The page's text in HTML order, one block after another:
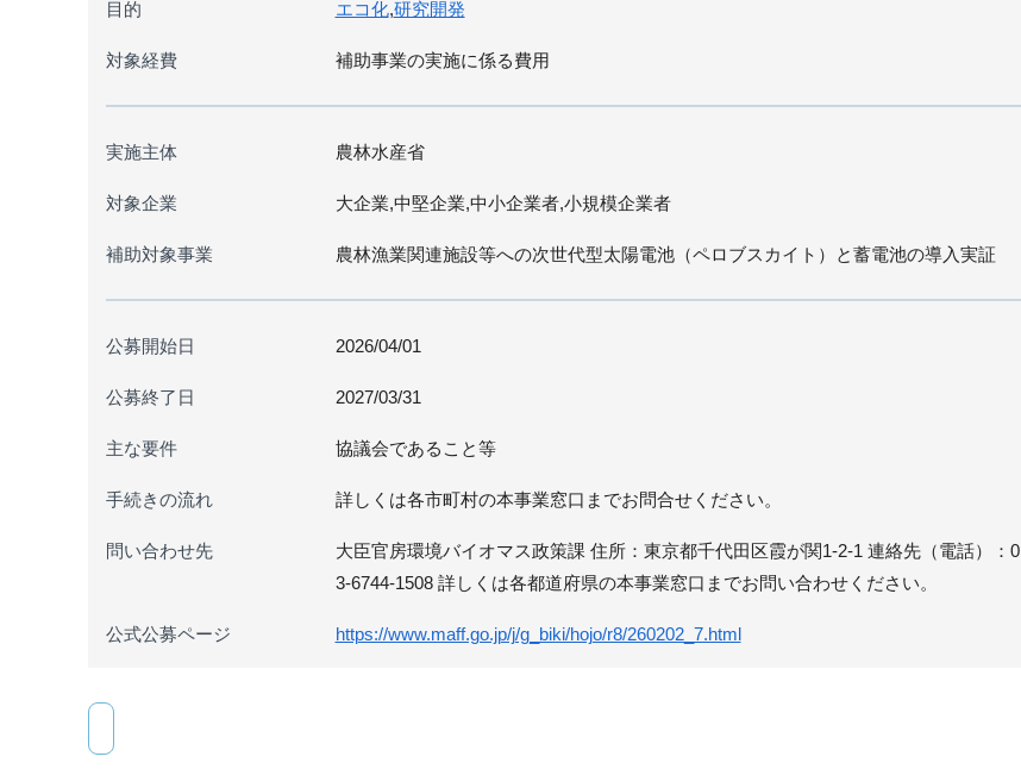
目的 エコ化,研究開発
対象経費 補助事業の実施に係る費用
実施主体 農林水産省
対象企業 大企業,中堅企業,中小企業者,小規模企業者
補助対象事業 農林漁業関連施設等への次世代型太陽電池（ペロブスカイト）と蓄電池の導入実証
公募開始日 2026/04/01
公募終了日 2027/03/31
主な要件 協議会であること等
手続きの流れ 詳しくは各市町村の本事業窓口までお問合せください。
問い合わせ先
大臣官房環境バイオマス政策課 住所：東京都千代田区霞が関1-2-1 連絡先（電話）：0
3-6744-1508 詳しくは各都道府県の本事業窓口までお問い合わせください。
公式公募ページ https://www.maff.go.jp/j/g_biki/hojo/r8/260202_7.html